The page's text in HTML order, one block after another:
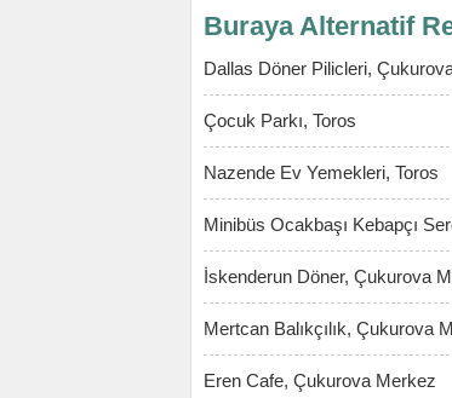
Buraya Alternatif
Dallas Döner Pilicleri,
Çocuk Parkı, Toros
Nazende Ev Yemekleri, Toros
Minibüs Ocakbaşı Kebapçı
İskenderun Döner, Çukurova
Mertcan Balıkçılık, Çukurova
Eren Cafe, Çukurova Merkez